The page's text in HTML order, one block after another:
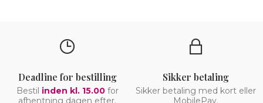
Deadline for bestilling
Bestil inden kl. 15.00for
afhentning dagen efter.
Sikker betaling
Sikker betaling med kort eller
MobilePay.